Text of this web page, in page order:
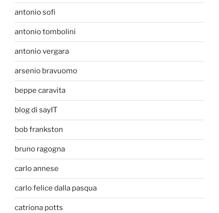
antonio sofi
antonio tombolini
antonio vergara
arsenio bravuomo
beppe caravita
blog di sayIT
bob frankston
bruno ragogna
carlo annese
carlo felice dalla pasqua
catriona potts